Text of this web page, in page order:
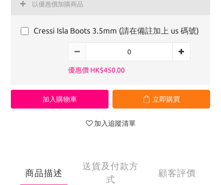
以優惠價加購商品
Cressi Isla Boots 3.5mm (請在備註加上 us 碼號)
優惠價 HK$450.00
加入購物車 立即購買
加入追蹤清單
商品描述
送貨及付款方
式
顧客評價